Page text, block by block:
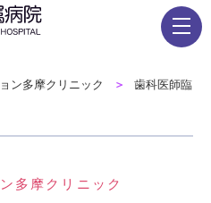
ン多摩クリニック
歯科医師臨
多摩クリニック